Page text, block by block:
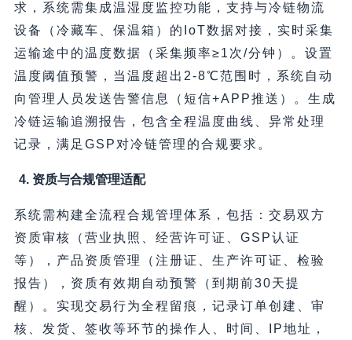
求，系统需集成温湿度监控功能，支持与冷链物流
设备（冷藏车、保温箱）的IoT数据对接，实时采集
运输途中的温度数据（采集频率≥1次/分钟）。设置
温度阈值预警，当温度超出2-8℃范围时，系统自动
向管理人员发送告警信息（短信+APP推送）。生成
冷链运输追溯报告，包含全程温度曲线、异常处理
记录，满足GSP对冷链管理的合规要求。
4. 资质与合规管理适配
系统需构建全流程合规管理体系，包括：交易双方
资质审核（营业执照、经营许可证、GSP认证
等），产品资质管理（注册证、生产许可证、检验
报告），资质有效期自动预警（到期前30天提
醒）。实现交易行为全程留痕，记录订单创建、审
核、发货、签收等环节的操作人、时间、IP地址，